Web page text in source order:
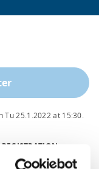
Tu 25.1.2022at 15:30.
born before 1.1.2019